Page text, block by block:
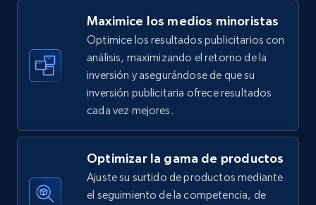
TikTok Shop - Collect TikTok shop products
by keywords search
URL, Title, Available, Description, Currency, Initial
price, Final price, Discount percent, and more.
Comenzar ahora
Maximice los medios minoristas
Optimice los resultados publicitarios con
análisis, maximizando el retorno de la
inversión y asegurándose de que su
inversión publicitaria ofrece resultados
cada vez mejores.
Optimizar la gama de productos
Ajuste su surtido de productos mediante
el seguimiento de la competencia, de